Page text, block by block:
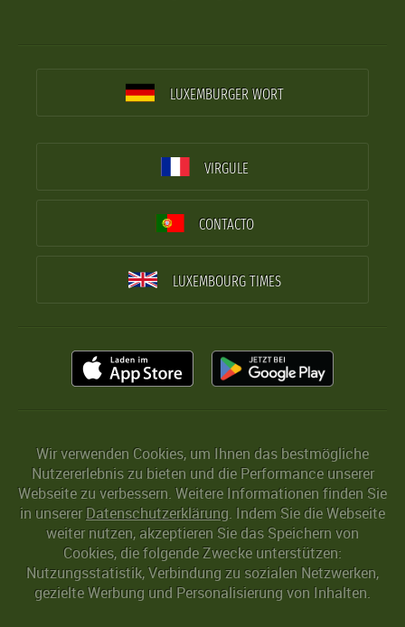
LUXEMBURGER WORT
VIRGULE
CONTACTO
LUXEMBOURG TIMES
Wir verwenden Cookies, um Ihnen das bestmögliche
Nutzererlebnis zu bieten und die Performance unserer
Webseite zu verbessern. Weitere Informationen finden Sie
in unserer Datenschutzerklärung. Indem Sie die Webseite
weiter nutzen, akzeptieren Sie das Speichern von
Cookies, die folgende Zwecke unterstützen:
Nutzungsstatistik, Verbindung zu sozialen Netzwerken,
gezielte Werbung und Personalisierung von Inhalten.